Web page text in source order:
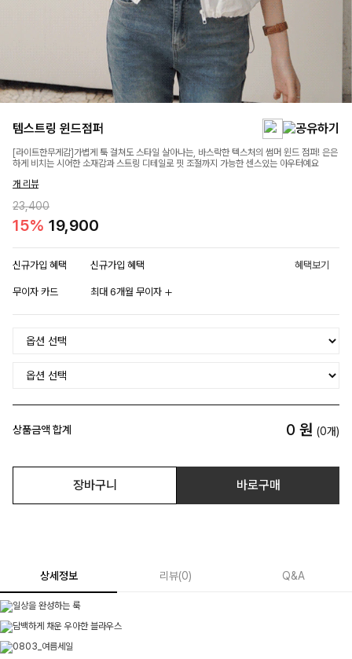
템스트링 윈드점퍼
[라이트한무게감]가볍게 툭 걸쳐도 스타일 살아나는, 바스락한 텍스처의 썸머 윈드 점퍼! 은은
하게 비치는 시어한 소재감과 스트링 디테일로 핏 조절까지 가능한 센스있는 아우터예요
개 리뷰
23,400
15% 19,900
신규가입 혜택 신규가입 혜택 혜택보기
무이자 카드 최대 6개월 무이자
상품금액 합계 0 원 (0개)
장바구니 바로구매
상세정보 리뷰(0) Q&A